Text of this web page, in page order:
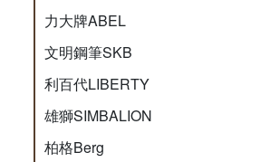
力大牌ABEL
文明鋼筆SKB
利百代LIBERTY
雄獅SIMBALION
柏格Berg